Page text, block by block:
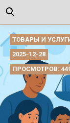
ТОВАРЫ И
2025-12-28
ПРОСМОТРОВ: